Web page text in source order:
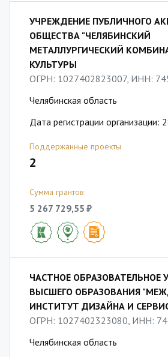
УЧРЕЖДЕНИЕ ПУБЛИЧНОГО
ОБЩЕСТВА "ЧЕЛЯБИНСКИЙ
МЕТАЛЛУРГИЧЕСКИЙ
КУЛЬТУРЫ
ОГРН: 1027402823007, ИНН:
Челябинская область
Дата регистрации организации:
Поддержанные проекты
2
Сумма грантов
5 267 729,55 ₽
ЧАСТНОЕ ОБРАЗОВАТЕЛЬНОЕ
ВЫСШЕГО ОБРАЗОВАНИЯ
ИНСТИТУТ ДИЗАЙНА И
ОГРН: 1027402323080, ИНН:
Челябинская область